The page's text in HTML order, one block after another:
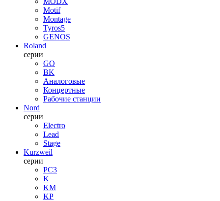
Motif
Montage
Tyros5
GENOS
Roland
серии
GO
BK
Аналоговые
Концертные
Рабочие станции
Nord
серии
Electro
Lead
Stage
Kurzweil
серии
PC3
K
KM
KP